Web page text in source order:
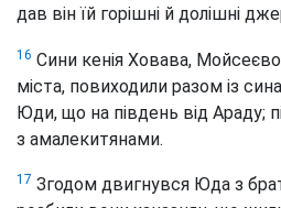
дав він їй горішні й долішні
16 Сини кенія Ховава,
міста, повиходили разом із
Юди, що на південь від Араду;
з амалекитянами.
17 Згодом двигнувся Юда з